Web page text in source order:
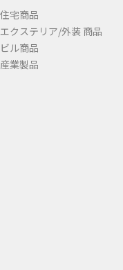
住宅商品
エクステリア/外装 商品
ビル商品
産業製品